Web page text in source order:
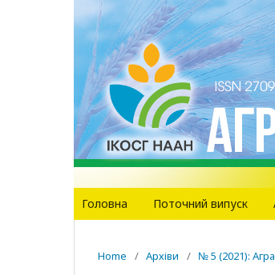
Головна Поточний випуск
Home / Архіви / № 5 (2021):